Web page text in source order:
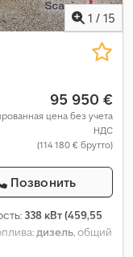
фильтр,
1 / 15
95 950 €
цена без учета
НДС
(114 180 € брутто)
Позвонить
338 кВт (459,55
дизель, общий